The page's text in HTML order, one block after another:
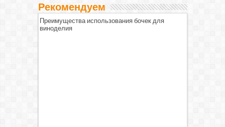
Рекомендуем
Преимущества использования бочек для
виноделия